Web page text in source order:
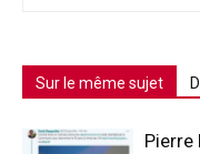
Sur le même sujet
Pierre